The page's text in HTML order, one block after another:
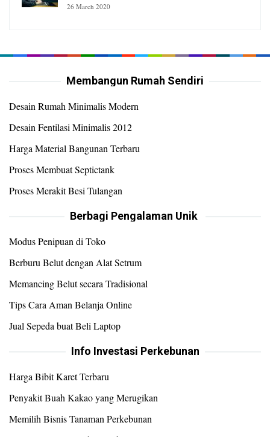
26 March 2020
Membangun Rumah Sendiri
Desain Rumah Minimalis Modern
Desain Fentilasi Minimalis 2012
Harga Material Bangunan Terbaru
Proses Membuat Septictank
Proses Merakit Besi Tulangan
Berbagi Pengalaman Unik
Modus Penipuan di Toko
Berburu Belut dengan Alat Setrum
Memancing Belut secara Tradisional
Tips Cara Aman Belanja Online
Jual Sepeda buat Beli Laptop
Info Investasi Perkebunan
Harga Bibit Karet Terbaru
Penyakit Buah Kakao yang Merugikan
Memilih Bisnis Tanaman Perkebunan